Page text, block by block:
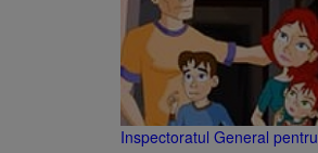
Inspectoratul General pentru